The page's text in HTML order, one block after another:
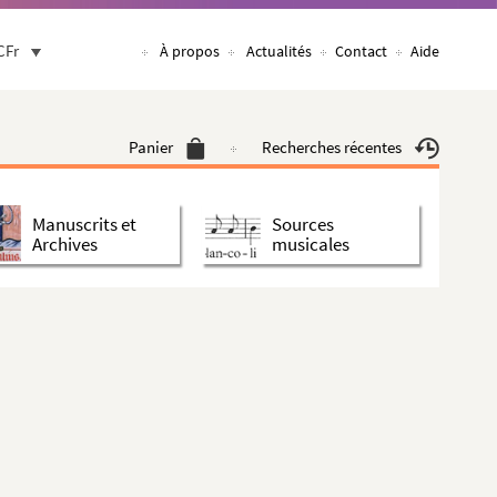
À propos Actualités Contact Aide
Panier Recherches récentes
Manuscrits et
Archives
Sources
musicales